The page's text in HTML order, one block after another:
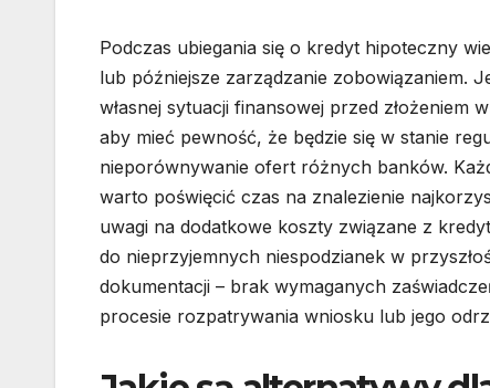
Podczas ubiegania się o kredyt hipoteczny
lub późniejsze zarządzanie zobowiązaniem.
własnej sytuacji finansowej przed złożeniem
aby mieć pewność, że będzie się w stanie
nieporównywanie ofert różnych banków.
warto poświęcić czas na znalezienie
uwagi na dodatkowe koszty związane z
do nieprzyjemnych niespodzianek w
dokumentacji – brak wymaganych
procesie rozpatrywania wniosku lub jego